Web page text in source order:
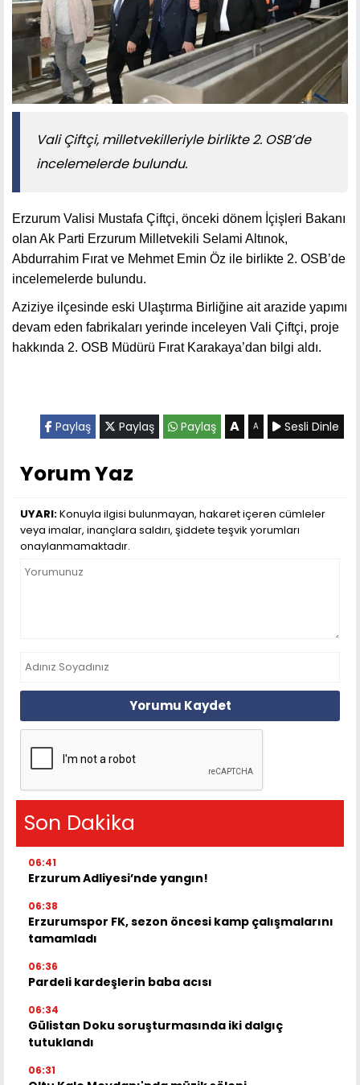
Vali Çiftçi, milletvekilleriyle birlikte 2. OSB’de
incelemelerde bulundu.
Erzurum Valisi Mustafa Çiftçi, önceki dönem İçişleri Bakanı
olan Ak Parti Erzurum Milletvekili Selami Altınok,
Abdurrahim Fırat ve Mehmet Emin Öz ile birlikte 2. OSB’de
incelemelerde bulundu.
Aziziye ilçesinde eski Ulaştırma Birliğine ait arazide yapımı
devam eden fabrikaları yerinde inceleyen Vali Çiftçi, proje
hakkında 2. OSB Müdürü Fırat Karakaya’dan bilgi aldı.
Paylaş Paylaş Paylaş A A Sesli Dinle
Yorum Yaz
UYARI:Konuyla ilgisi bulunmayan, hakaret içeren cümleler
veya imalar, inançlara saldırı, şiddete teşvik yorumları
onaylanmamaktadır.
Yorumu Kaydet
Son Dakika
06:41
Erzurum Adliyesi’nde yangın!
06:38
Erzurumspor FK, sezon öncesi kamp çalışmalarını
tamamladı
06:36
Pardeli kardeşlerin baba acısı
06:34
Gülistan Doku soruşturmasında iki dalgıç
tutuklandı
06:31